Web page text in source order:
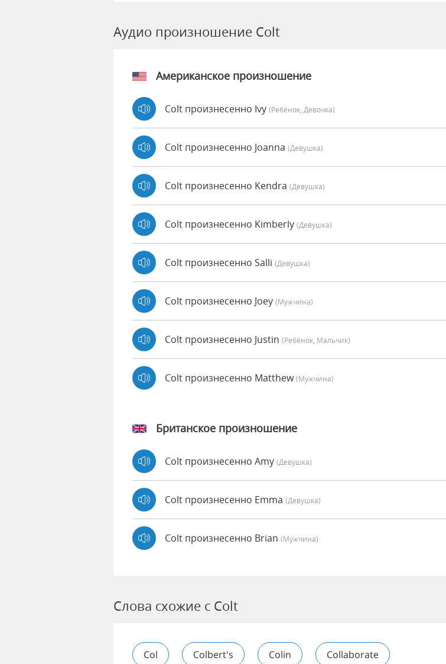
Аудио произношение Colt
Американское произношение
Colt произнесенно Ivy (Ребёнок, Девочка)
Colt произнесенно Joanna (девушка)
Colt произнесенно Kendra (девушка)
Colt произнесенно Kimberly (девушка)
Colt произнесенно Salli (девушка)
Colt произнесенно Joey (мужчина)
Colt произнесенно Justin (Ребёнок, Мальчик)
Colt произнесенно Matthew(мужчина)
Британское произношение
Colt произнесенно Amy (девушка)
Colt произнесенно Emma (девушка)
Colt произнесенно Brian (мужчина)
Слова схожие с Colt
Col Colbert's Colin Collaborate